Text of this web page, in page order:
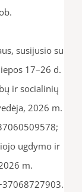
susijusio su
17–26 d.
ir socialinių
2026 m.
ugdymo ir
m.